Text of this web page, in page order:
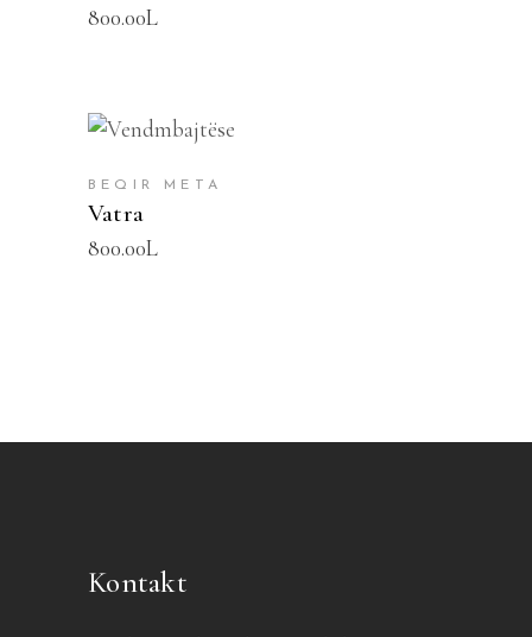
800.00L
SHTOJE NË SHPORTË
BEQIR META
Vatra
800.00L
Kontakt